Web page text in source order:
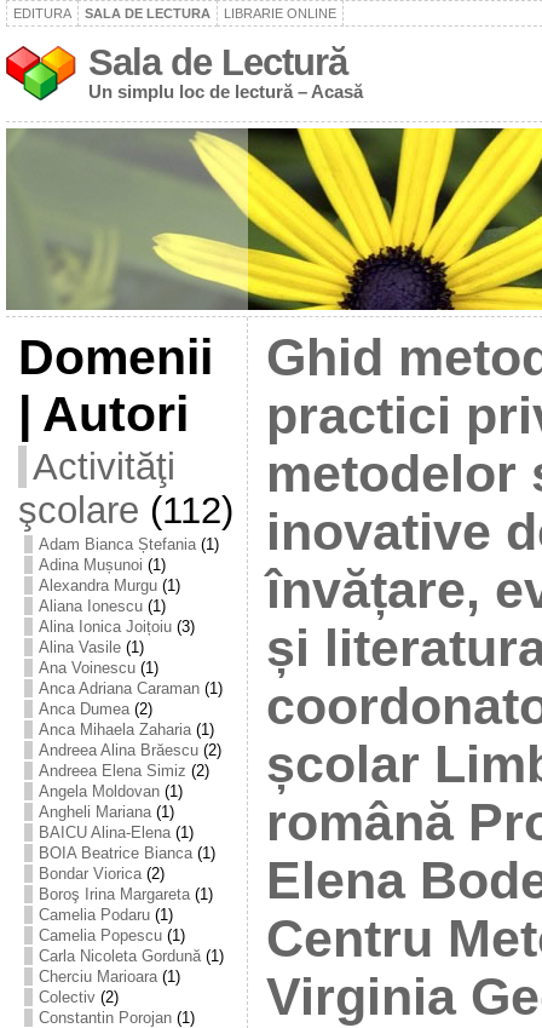
EDITURA SALA DE LECTURA LIBRARIE ONLINE
Sala de Lectură
Un simplu loc de lectură – Acasă
Domenii
| Autori
Activităţi
şcolare (112)
Adam Bianca Ștefania(1)
Adina Mușunoi (1)
Alexandra Murgu(1)
Aliana Ionescu(1)
Alina Ionica Joițoiu(3)
Alina Vasile(1)
Ana Voinescu(1)
Anca Adriana Caraman(1)
Anca Dumea(2)
Anca Mihaela Zaharia(1)
Andreea Alina Brăescu(2)
Andreea Elena Simiz (2)
Angela Moldovan(1)
Angheli Mariana(1)
BAICU Alina-Elena(1)
BOIA Beatrice Bianca(1)
Bondar Viorica(2)
Boroş Irina Margareta(1)
Camelia Podaru(1)
Camelia Popescu(1)
Carla Nicoleta Gordună(1)
Cherciu Marioara(1)
Colectiv(2)
Constantin Porojan(1)
Ghid
practici
metodelor
inovative
învățare,
și
școlar
română
Elena
Centru
Virginia